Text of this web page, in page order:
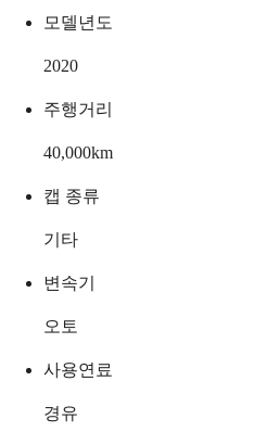
모델년도
2020
주행거리
40,000km
캡 종류
기타
변속기
오토
사용연료
경유